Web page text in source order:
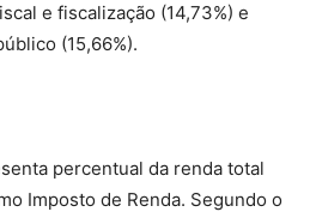
e fiscalização (14,73%) e
(15,66%).
percentual da renda total
Imposto de Renda. Segundo o